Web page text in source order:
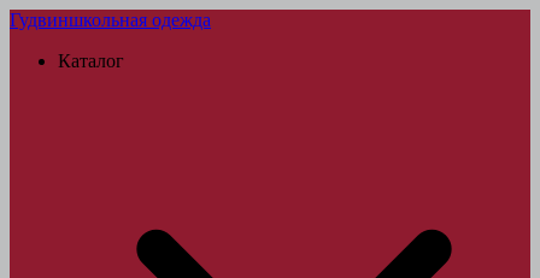
Гудвиншкольная одежда
Каталог